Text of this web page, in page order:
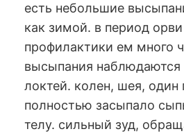
есть небольшие
как зимой. в период
профилактики ем много
высыпания наблюдаются
локтей. колен, шея, один
полностью засыпало
телу. сильный зуд,